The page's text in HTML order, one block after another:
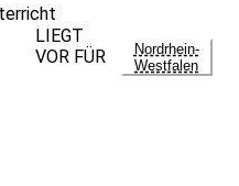
LIEGT
VOR FÜR
Nordrhein-
Westfalen